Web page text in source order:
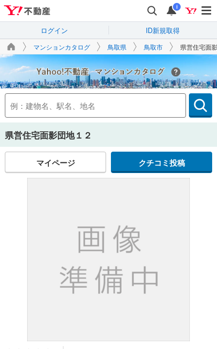
i
ログイン ID新規取得
マンションカタログ 鳥取県 鳥取市 県営住宅面
Yahoo!不動産
県営住宅面影団地１２
マイページ クチコミ投稿